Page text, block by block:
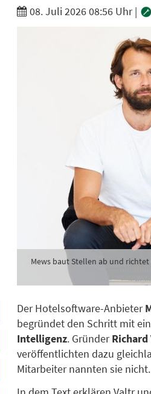
08. Juli 2026 08:56 Uhr|
Mews baut Stellen ab und
Der Hotelsoftware-Anbieter
begründet den Schritt mit
Intelligenz. Gründer
veröffentlichten dazu
Mitarbeiter nannten sie nicht.